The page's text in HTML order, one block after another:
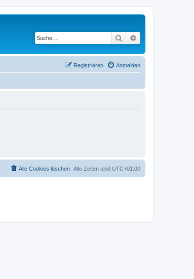
Suche
Anmelden
Registrieren
Alle Zeiten sind UTC+01:00
Alle Cookies löschen